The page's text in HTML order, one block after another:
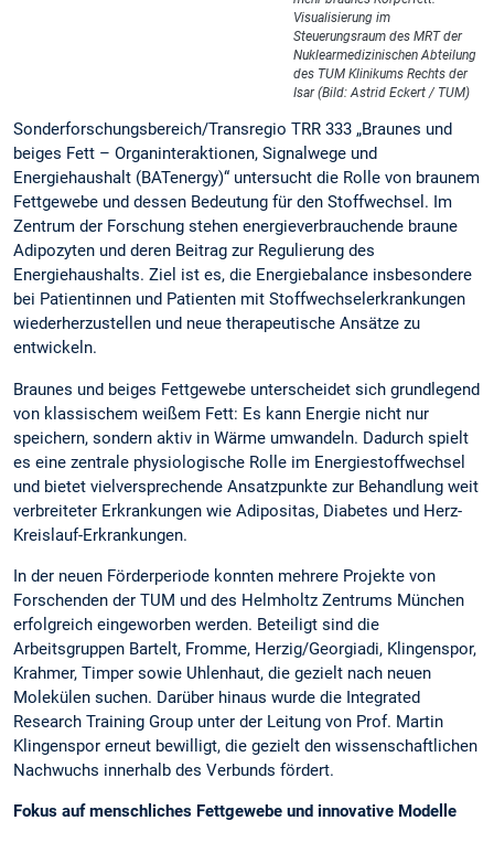
Visualisierung im
Steuerungsraum des MRT der
Nuklearmedizinischen Abteilung
des TUM Klinikums Rechts der
Isar (Bild: Astrid Eckert / TUM)
Sonderforschungsbereich/Transregio TRR 333 „Braunes und
beiges Fett – Organinteraktionen, Signalwege und
Energiehaushalt (BATenergy)“ untersucht die Rolle von braunem
Fettgewebe und dessen Bedeutung für den Stoffwechsel. Im
Zentrum der Forschung stehen energieverbrauchende braune
Adipozyten und deren Beitrag zur Regulierung des
Energiehaushalts. Ziel ist es, die Energiebalance insbesondere
bei Patientinnen und Patienten mit Stoffwechselerkrankungen
wiederherzustellen und neue therapeutische Ansätze zu
entwickeln.
Braunes und beiges Fettgewebe unterscheidet sich grundlegend
von klassischem weißem Fett: Es kann Energie nicht nur
speichern, sondern aktiv in Wärme umwandeln. Dadurch spielt
es eine zentrale physiologische Rolle im Energiestoffwechsel
und bietet vielversprechende Ansatzpunkte zur Behandlung weit
verbreiteter Erkrankungen wie Adipositas, Diabetes und Herz-
Kreislauf-Erkrankungen.
In der neuen Förderperiode konnten mehrere Projekte von
Forschenden der TUM und des Helmholtz Zentrums München
erfolgreich eingeworben werden. Beteiligt sind die
Arbeitsgruppen Bartelt, Fromme, Herzig/Georgiadi, Klingenspor,
Krahmer, Timper sowie Uhlenhaut, die gezielt nach neuen
Molekülen suchen. Darüber hinaus wurde die Integrated
Research Training Group unter der Leitung von Prof. Martin
Klingenspor erneut bewilligt, die gezielt den wissenschaftlichen
Nachwuchs innerhalb des Verbunds fördert.
Fokus auf menschliches Fettgewebe und innovative Modelle